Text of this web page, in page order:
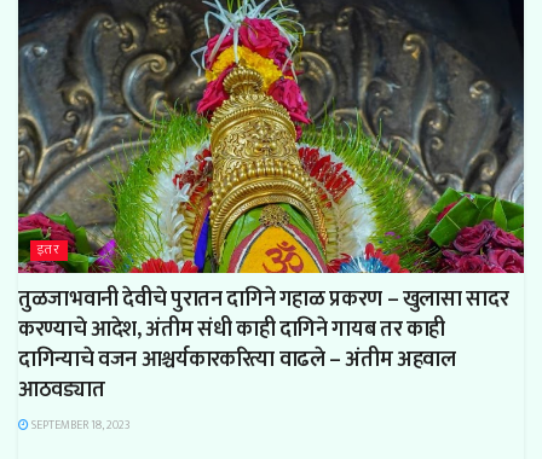
इतर
तुळजाभवानी देवीचे पुरातन दागिने गहाळ प्रकरण – खुलासा सादर
करण्याचे आदेश, अंतीम संधी काही दागिने गायब तर काही
दागिन्याचे वजन आश्चर्यकारकरित्या वाढले – अंतीम अहवाल
आठवड्यात
SEPTEMBER 18, 2023